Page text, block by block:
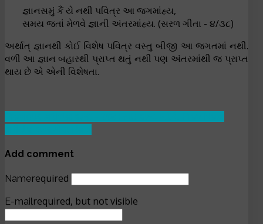
જ્ઞાનસમું કૈં યે નથી પવિત્ર આ જગમાંહ્ય,
સમય જતાં મેળવે જ્ઞાની અંતરમાંહ્ય. (સરળ ગીતા - ૪/૩૮)
અર્થાત્ જ્ઞાનથી કોઈ વિશેષ પવિત્ર વસ્તુ બીજી આ જગતમાં નથી.
વળી આ જ્ઞાન બહારથી પ્રાપ્ત થતું નથી પણ અંતરમાંથી જ પ્રાપ્ત
થાય છે એ એની વિશેષતા.
Add comment
Namerequired
E-mailrequired, but not visible